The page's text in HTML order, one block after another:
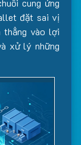
cung ứng
đặt sai vị
vào lợi
xử lý những